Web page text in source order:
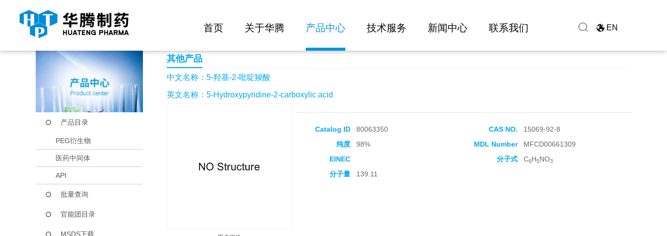
首页 关于华腾 产品中心 技术服务 新闻中心 联系我们 EN
当前位置： 首页 产品中心 5-羟基-2-吡啶羧酸
产品目录
PEG衍生物
医药中间体
API
批量查询
官能团目录
MSDS下载
其他产品
中文名称：5-羟基-2-吡啶羧酸
英文名称：5-Hydroxypyridine-2-carboxylic acid
Catalog ID 80063350 CAS NO.
15069-92-8
纯度
98% MDL Number
MFCD00661309
EINEC
分子式 C6H5NO3
分子量 139.11